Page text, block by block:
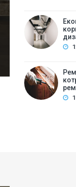
проведення
дизайн